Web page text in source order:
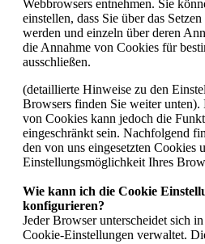
Webbrowsers entnehmen. Sie
einstellen, dass Sie über das
werden und einzeln über deren
die Annahme von Cookies für
ausschließen.
(detaillierte Hinweise zu den
Browsers finden Sie weiter unten).
von Cookies kann jedoch die
eingeschränkt sein. Nachfolgend
den von uns eingesetzten Cookies
Einstellungsmöglichkeit Ihres
Wie kann ich die Cookie
konfigurieren?
Jeder Browser unterscheidet sich
Cookie-Einstellungen verwaltet.